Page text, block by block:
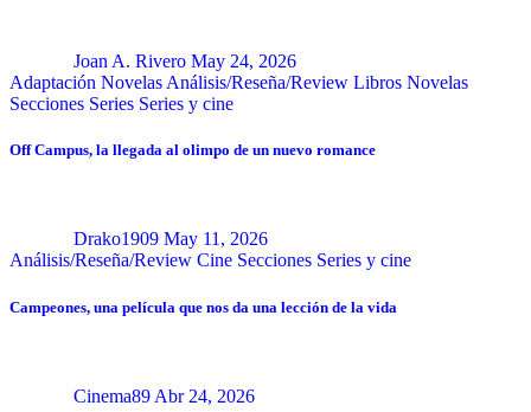
Joan A. Rivero May 24, 2026
Adaptación Novelas Análisis/Reseña/Review Libros Novelas
Secciones Series Series y cine
Off Campus, la llegada al olimpo de un nuevo romance
Drako1909 May 11, 2026
Análisis/Reseña/Review Cine Secciones Series y cine
Campeones, una película que nos da una lección de la vida
Cinema89 Abr 24, 2026